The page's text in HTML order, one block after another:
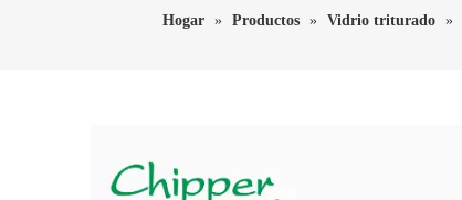
Hogar » Productos » Vidrio triturado »